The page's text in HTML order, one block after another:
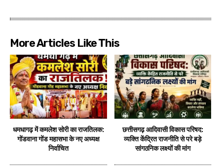
More Articles Like This
धमधागढ़ में कमलेश सोरी का राजतिलक:
गोंडवाना गोंड महासभा के नए अध्यक्ष
निर्वाचित
छत्तीसगढ़ आदिवासी विकास परिषद:
व्यक्ति केंद्रित राजनीति से परे बड़े
सांगठनिक लक्ष्यों की मांग